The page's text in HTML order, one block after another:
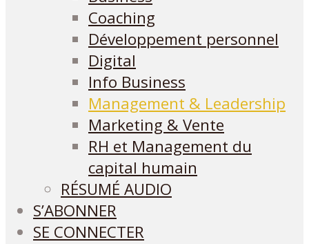
Coaching
Développement personnel
Digital
Info Business
Management & Leadership
Marketing & Vente
RH et Management du
capital humain
RÉSUMÉ AUDIO
S’ABONNER
SE CONNECTER